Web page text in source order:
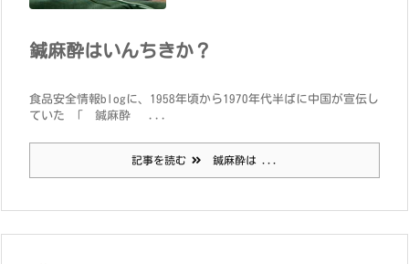
鍼麻酔はいんちきか？
食品安全情報blogに、1958年頃から1970年代半ばに中国が宣伝し
ていた 「 鍼麻酔 ...
記事を読む 鍼麻酔は ...